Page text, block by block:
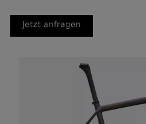
Jetzt anfragen